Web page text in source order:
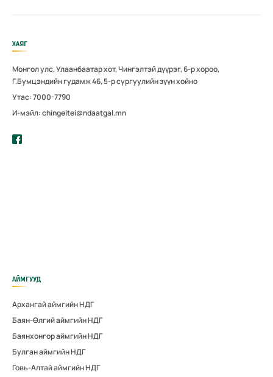
ХАЯГ
Монгол улс, Улаанбаатар хот, Чингэлтэй дүүрэг, 6-р хороо,
Г.Бумцэндийн гудамж 46, 5-р сургуулийн зүүн хойно
Утас: 7000-7790
И-мэйл: chingeltei@ndaatgal.mn
АЙМГУУД
Архангай аймгийн НДГ
Баян-Өлгий аймгийн НДГ
Баянхонгор аймгийн НДГ
Булган аймгийн НДГ
Говь-Алтай аймгийн НДГ